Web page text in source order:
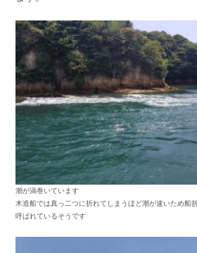
潮が渦巻いています
木造船では真っ二つに折れてしまうほど潮が速いため船
呼ばれているそうです